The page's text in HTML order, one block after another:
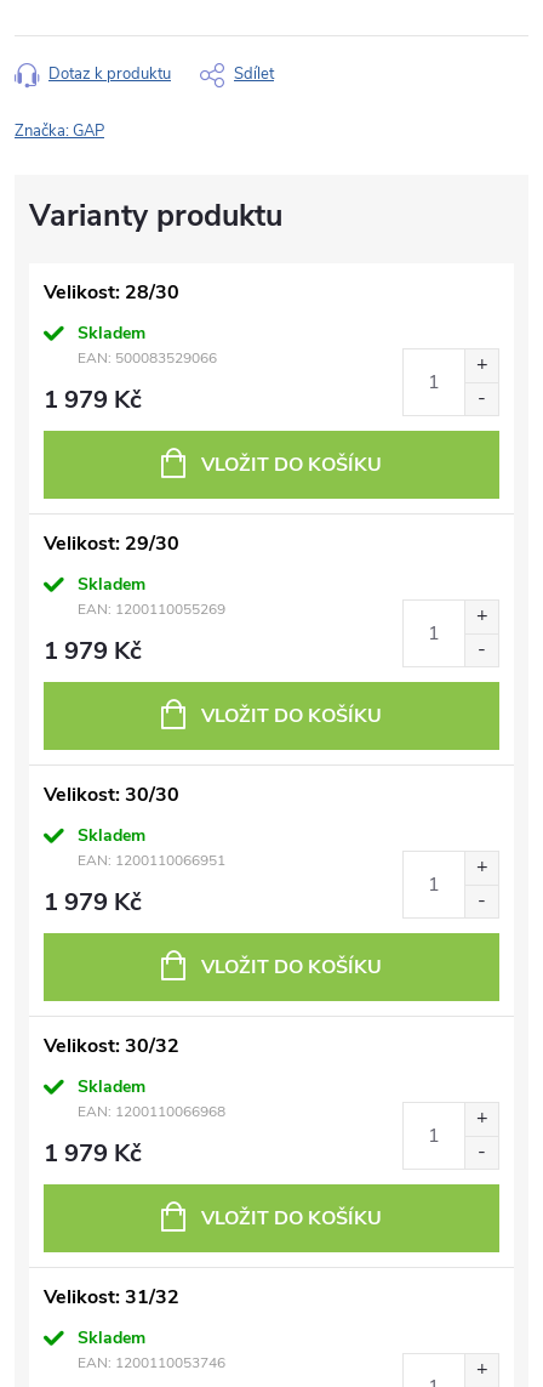
Dotaz k produktu Sdílet
Značka:GAP
Velikost: 28/30
Skladem
EAN: 500083529066
1 979 Kč
VLOŽIT DO KOŠÍKU
Velikost: 29/30
Skladem
EAN: 1200110055269
1 979 Kč
VLOŽIT DO KOŠÍKU
Velikost: 30/30
Skladem
EAN: 1200110066951
1 979 Kč
VLOŽIT DO KOŠÍKU
Velikost: 30/32
Skladem
EAN: 1200110066968
1 979 Kč
VLOŽIT DO KOŠÍKU
Velikost: 31/32
Skladem
EAN: 1200110053746